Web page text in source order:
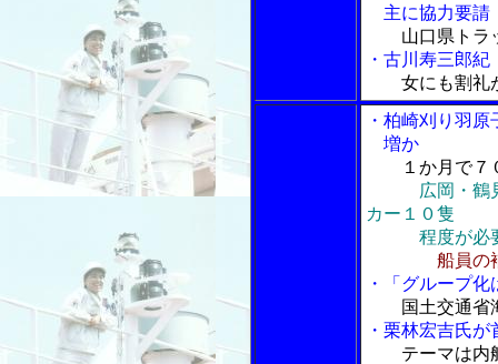
主に協力要請
山口県トラ
・古川寿三郎
女にも割礼
・柏崎刈り羽
増か
１か月で７
広岡・鶴
カー１０隻
程度が必要
船員の
・「グループ
国土交通
・栗林宏吉氏
テーマは内